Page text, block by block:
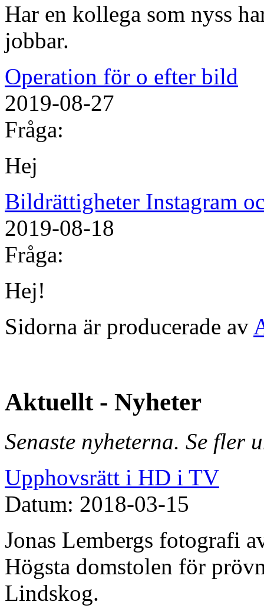
Har en kollega som nyss
jobbar.
Operation för o efter bild
2019-08-27
Fråga:
Hej
Bildrättigheter Instagram
2019-08-18
Fråga:
Hej!
Sidorna är producerade av
Aktuellt - Nyheter
Senaste nyheterna. Se
Upphovsrätt i HD i TV
Datum: 2018-03-15
Jonas Lembergs fotografi
Högsta domstolen för
Lindskog.